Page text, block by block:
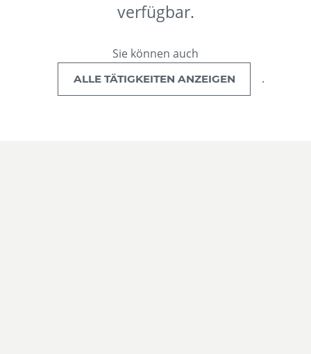
verfügbar.
Sie können auch
ALLE TÄTIGKEITEN ANZEIGEN .